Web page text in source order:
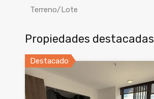
Terreno/Lote
Propiedades destacadas
Destacado